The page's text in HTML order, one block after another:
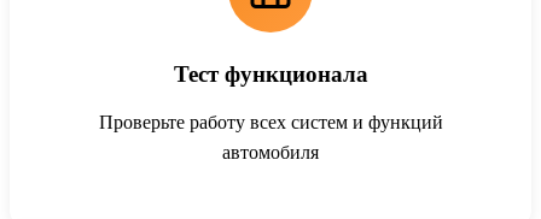
Тест функционала
Проверьте работу всех систем и функций
автомобиля